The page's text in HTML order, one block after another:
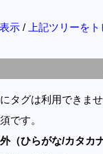
示 / 上記ツリーを
タグは利用できませ
です。
（ひらがな/カタカ